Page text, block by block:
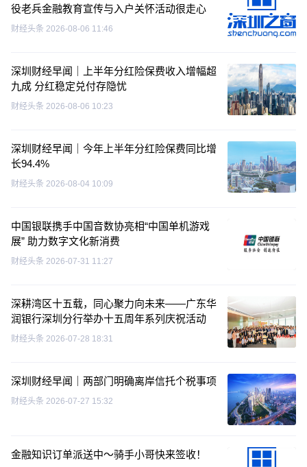
役老兵金融教育宣传与入户关怀活动很走心
财经头条 2026-08-06 11:46
深圳财经早闻｜上半年分红险保费收入增幅超
九成 分红稳定兑付存隐忧
财经头条 2026-08-06 10:23
深圳财经早闻｜今年上半年分红险保费同比增
长94.4%
财经头条 2026-08-04 10:09
中国银联携手中国音数协亮相“中国单机游戏
展” 助力数字文化新消费
财经头条 2026-07-31 11:27
深耕湾区十五载，同心聚力向未来——广东华
润银行深圳分行举办十五周年系列庆祝活动
财经头条 2026-07-28 18:31
深圳财经早闻｜两部门明确离岸信托个税事项
财经头条 2026-07-27 15:32
金融知识订单派送中～骑手小哥快来签收！